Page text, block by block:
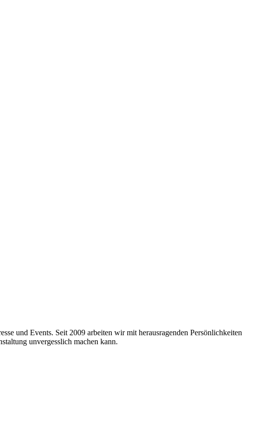
und Events. Seit 2009 arbeiten wir mit herausragenden Persönlichkeiten
unvergesslich machen kann.